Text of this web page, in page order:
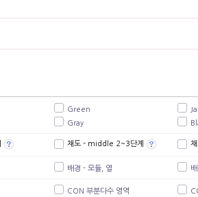
Green
Gray
채도 - middle 2~3단계
배경 - 모듈, 열
CON 부분다수 영역